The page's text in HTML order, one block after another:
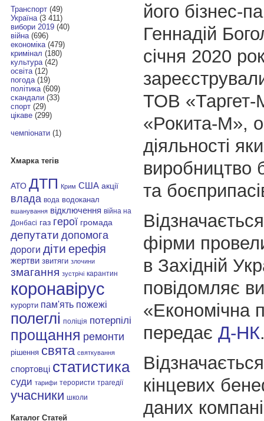
Транспорт(49)
Україна(3 411)
вибори 2019(40)
війна(696)
економіка(479)
кримінал (180)
культура(42)
освіта(12)
погода(19)
політика(609)
скандали(33)
спорт(29)
цікаве(299)
чемпіонати(1)
Хмарка тегів
АТО ДТП Крим США акції
влада вода водоканал
вшанування відключення війна на
Донбасі газ герої громада
депутати допомога
дороги діти ерефія
жертви звитяги злочини
змагання зустрічі карантин
коронавірус
курорти пам'ять пожежі
полеглі поліція потерпілі
прощання ремонти
рішення свята святкування
спортовці статистика
суди тарифи терористи трагедії
учасники школи
Каталог Статей
його бізнес-
Геннадій
січня 2020
ТОВ
«Рокита-М»,
діяльності
виробництво
та
фірми
в Західній
повідомляє
«Економічна
передає Д-НК
кінцевих
даних